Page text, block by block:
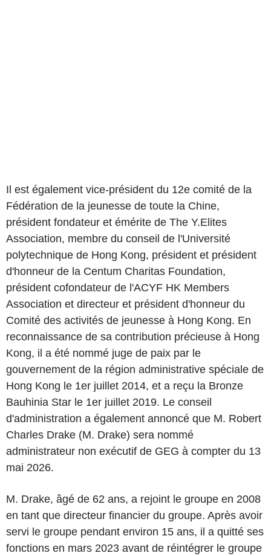
Il est également vice-président du 12e comité de la
Fédération de la jeunesse de toute la Chine,
président fondateur et émérite de The Y.Elites
Association, membre du conseil de l'Université
polytechnique de Hong Kong, président et président
d'honneur de la Centum Charitas Foundation,
président cofondateur de l'ACYF HK Members
Association et directeur et président d'honneur du
Comité des activités de jeunesse à Hong Kong. En
reconnaissance de sa contribution précieuse à Hong
Kong, il a été nommé juge de paix par le
gouvernement de la région administrative spéciale de
Hong Kong le 1er juillet 2014, et a reçu la Bronze
Bauhinia Star le 1er juillet 2019. Le conseil
d'administration a également annoncé que M. Robert
Charles Drake (M. Drake) sera nommé
administrateur non exécutif de GEG à compter du 13
mai 2026.
M. Drake, âgé de 62 ans, a rejoint le groupe en 2008
en tant que directeur financier du groupe. Après avoir
servi le groupe pendant environ 15 ans, il a quitté ses
fonctions en mars 2023 avant de réintégrer le groupe